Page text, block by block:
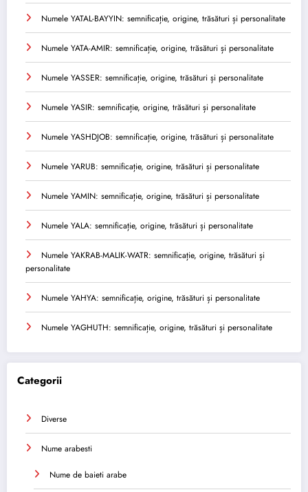
Numele YATAL-BAYYIN: semnificație, origine, trăsături și personalitate
Numele YATA-AMIR: semnificație, origine, trăsături și personalitate
Numele YASSER: semnificație, origine, trăsături și personalitate
Numele YASIR: semnificație, origine, trăsături și personalitate
Numele YASHDJOB: semnificație, origine, trăsături și personalitate
Numele YARUB: semnificație, origine, trăsături și personalitate
Numele YAMIN: semnificație, origine, trăsături și personalitate
Numele YALA: semnificație, origine, trăsături și personalitate
Numele YAKRAB-MALIK-WATR: semnificație, origine, trăsături și
personalitate
Numele YAHYA: semnificație, origine, trăsături și personalitate
Numele YAGHUTH: semnificație, origine, trăsături și personalitate
Categorii
Diverse
Nume arabesti
Nume de baieti arabe